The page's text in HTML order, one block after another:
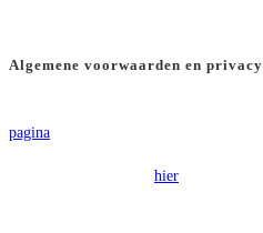
Algemene voorwaarden en privacy
pagina
hier